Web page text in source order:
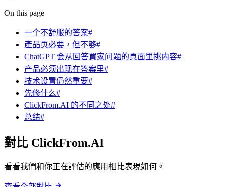
On this page
一个不舒服的答案#
產品页必要，但不够#
ChatGPT 会从回答買家问题的頁面里挑内容#
产品必须出现在答案里#
技术设置仍然重要#
先修什么#
ClickFrom.AI 的不同之处#
总结#
對比 ClickFrom.AI
看看我們和你正在評估的應用相比表現如何。